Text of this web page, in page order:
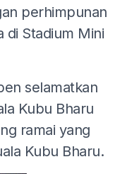
perhimpunan
di Stadium Mini
selamatkan
Kubu Bharu
ramai yang
Kubu Bharu.